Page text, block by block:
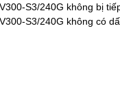
S3/240G không bị
S3/240G không có